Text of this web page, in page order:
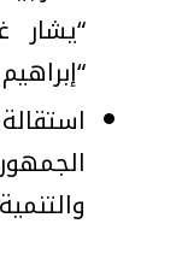
“يشار